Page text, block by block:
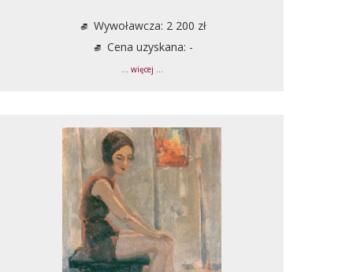
Wywoławcza: 2 200 zł
Cena uzyskana: -
... więcej ...